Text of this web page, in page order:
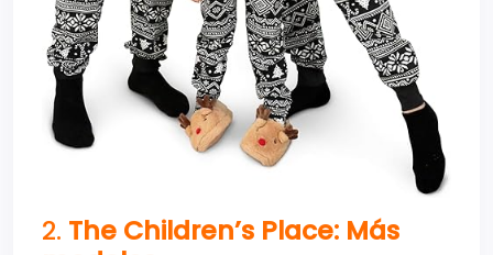
2. The Children’s Place: Más